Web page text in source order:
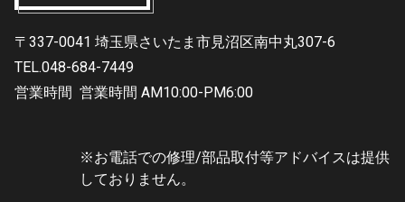
〒337-0041 埼玉県さいたま市見沼区南中丸307-6
TEL.048-684-7449
営業時間 営業時間 AM10:00-PM6:00
※お電話での修理/部品取付等アドバイスは提供
しておりません。